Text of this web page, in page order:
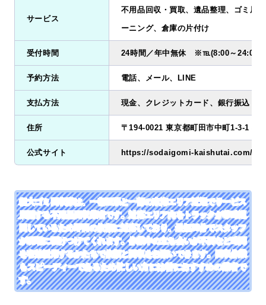
サービス
不用品回収・買取、遺品整理、ゴミ屋
ーニング、倉庫の片付け
受付時間 24時間／年中無休 ※℡(8:00～24:00）
予約方法 電話、メール、LINE
支払方法 現金、クレジットカード、銀行振込
住所 〒194-0021 東京都町田市中町1-3-1 小
公式サイト https://sodaigomi-kaishutai.com/
粗大ゴミ回収隊は、一都三県と一部の東海エリア近辺でサービス
展開する不用品回収業者です。対応エリア内をトラックが常時巡
回しているため即日の依頼に対応しており、最短30分でスタッフ
が現場に駆けつけてくれます。作業中の立ち会いが不要など時間
を有効活用するかたちで依頼と回収をお願いできます。回収作業
もスピーディーであるため忙しい方には特におすすめの業者で
す。